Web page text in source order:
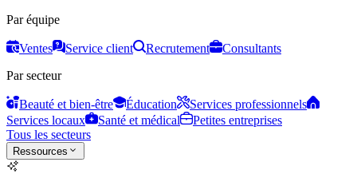
Par équipe
Ventes Service client Recrutement
Consultants
Par secteur
Beauté et bien-être Éducation
Services professionnels
Services locaux
Santé et médical
Petites entreprises
Tous les secteurs
Ressources